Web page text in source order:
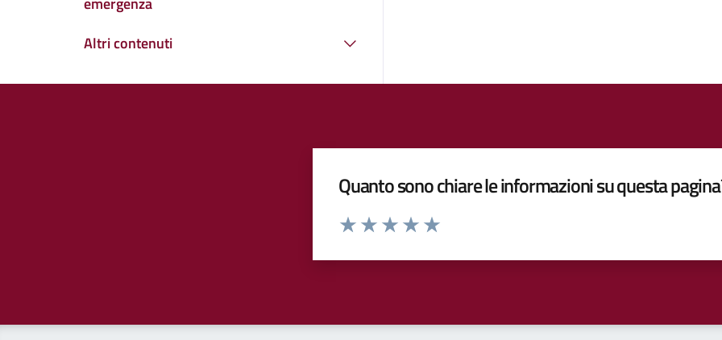
Altri contenuti
Quanto sono chiare le informazioni su questa
Valuta da 1 a 5 stelle la pagina